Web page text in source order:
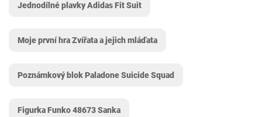
Jednodílné plavky Adidas Fit Suit
Moje první hra Zvířata a jejich mláďata
Poznámkový blok Paladone Suicide Squad
Figurka Funko 48673 Sanka